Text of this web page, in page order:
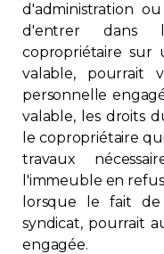
d'administration
d'entrer dans
copropriétaire sur
valable, pourrait
personnelle
valable, les droits
le copropriétaire
travaux
l'immeuble en
lorsque le fait
syndicat, pourrait
engagée.